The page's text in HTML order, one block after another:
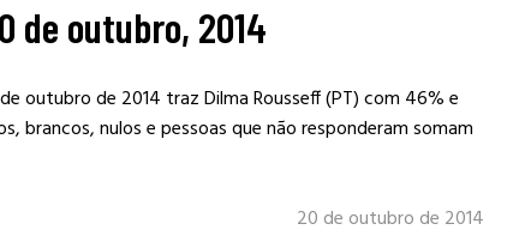
de outubro, 2014
outubro de 2014 traz Dilma Rousseff (PT) com 46% e
brancos, nulos e pessoas que não responderam somam
20 de outubro de 2014